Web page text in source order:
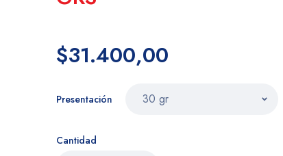
$31.400,00
Presentación
Cantidad